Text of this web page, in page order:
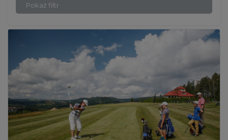
Pokaż filtr